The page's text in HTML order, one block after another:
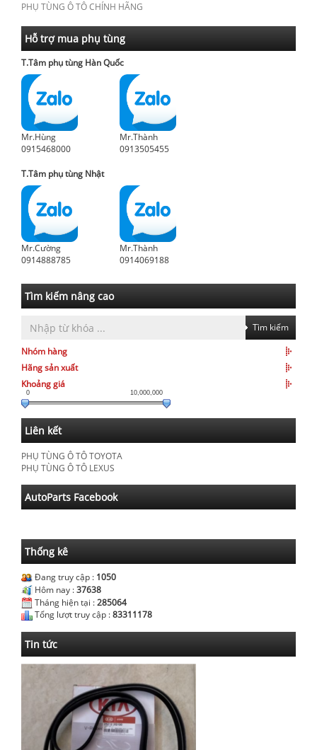
PHỤ TÙNG Ô TÔ CHÍNH HÃNG
Hỗ trợ mua phụ tùng
T.Tâm phụ tùng Hàn Quốc
Mr.Hùng
0915468000
Mr.Thành
0913505455
T.Tâm phụ tùng Nhật
Mr.Cường
0914888785
Mr.Thành
0914069188
Tìm kiếm nâng cao
Tìm kiếm
Nhóm hàng
Hãng sản xuất
Khoảng giá
0 10,000,000
Liên kết
PHỤ TÙNG Ô TÔ TOYOTA
PHỤ TÙNG Ô TÔ LEXUS
AutoParts Facebook
Thống kê
Đang truy cập : 1050
Hôm nay :37638
Tháng hiện tại :285064
Tổng lượt truy cập :83311178
Tin tức